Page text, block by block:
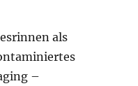
als
–